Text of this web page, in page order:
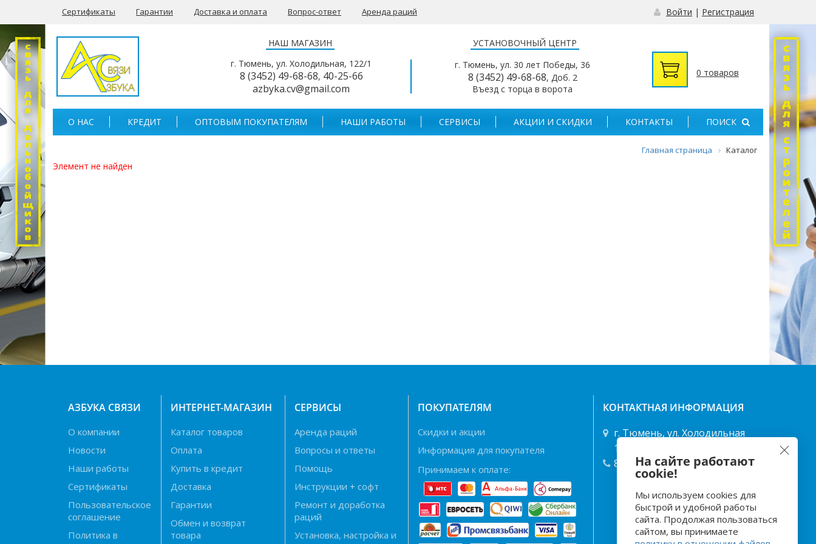
Сертификаты Гарантии Доставка и оплата Вопрос-ответ Аренда раций Войти | Регистрация
НАШ МАГАЗИН
УСТАНОВОЧНЫЙ ЦЕНТР
г. Тюмень, ул. Холодильная, 122/1
8 (3452) 49-68-68, 40-25-66
azbyka.cv@gmail.com
г. Тюмень, ул. 30 лет Победы, 36
8 (3452) 49-68-68, Доб. 2
Въезд с торца в ворота
0 товаров
О НАС КРЕДИТ ОПТОВЫМ ПОКУПАТЕЛЯМ НАШИ РАБОТЫ СЕРВИСЫ АКЦИИ И СКИДКИ КОНТАКТЫ ПОИСК
Главная страница Каталог
Элемент не найден
АЗБУКА СВЯЗИ
О компании
Новости
Наши работы
Сертификаты
Пользовательское
соглашение
Политика в
ИНТЕРНЕТ-МАГАЗИН
Каталог товаров
Оплата
Купить в кредит
Доставка
Гарантии
Обмен и возврат
товара
СЕРВИСЫ
Аренда раций
Вопросы и ответы
Помощь
Инструкции + софт
Ремонт и доработка
раций
Установка, настройка и
ПОКУПАТЕЛЯМ
Скидки и акции
Информация для покупателя
Принимаем к оплате:
КОНТАКТНАЯ ИНФОРМАЦИЯ
г. Тюмень, ул. Холодильная
122/1 ТД "Энергия"
8 (3452) 49-68-68 ,40-25-66
На сайте работают
cookie!
Мы используем cookies для
быстрой и удобной работы
сайта. Продолжая пользоваться
сайтом, вы принимаете